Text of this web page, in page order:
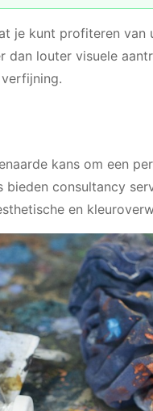
je kunt profiteren van
dan louter visuele
kans om een
consultancy
en